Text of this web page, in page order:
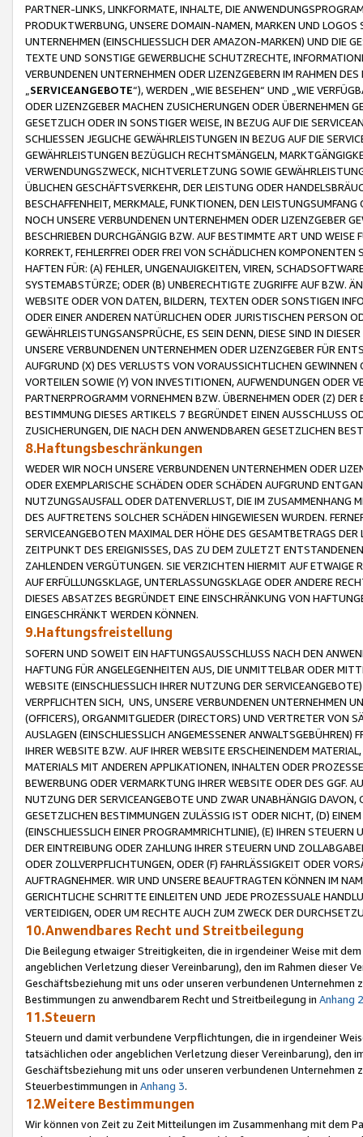
PARTNER-LINKS, LINKFORMATE, INHALTE, DIE
PRODUKTWERBUNG, UNSERE DOMAIN-NAMEN, MARKEN UND
UNTERNEHMEN (EINSCHLIESSLICH DER AMAZON-MARKEN) UND DIE
TEXTE UND SONSTIGE GEWERBLICHE SCHUTZRECHTE,
VERBUNDENEN UNTERNEHMEN ODER LIZENZGEBERN IM RAHMEN
SERVICEANGEBOTE“), WERDEN „WIE BESEHEN“ UND „WIE
ODER LIZENZGEBER MACHEN ZUSICHERUNGEN ODER ÜBERNEHMEN
GESETZLICH ODER IN SONSTIGER WEISE, IN BEZUG AUF DIE
SCHLIESSEN JEGLICHE GEWÄHRLEISTUNGEN IN BEZUG AUF DIE
GEWÄHRLEISTUNGEN BEZÜGLICH RECHTSMÄNGELN,
VERWENDUNGSZWECK, NICHTVERLETZUNG SOWIE
ÜBLICHEN GESCHÄFTSVERKEHR, DER LEISTUNG ODER
BESCHAFFENHEIT, MERKMALE, FUNKTIONEN, DEN
NOCH UNSERE VERBUNDENEN UNTERNEHMEN ODER LIZENZGEBER
BESCHRIEBEN DURCHGÄNGIG BZW. AUF BESTIMMTE ART UND
KORREKT, FEHLERFREI ODER FREI VON SCHÄDLICHEN
HAFTEN FÜR: (A) FEHLER, UNGENAUIGKEITEN, VIREN,
SYSTEMABSTÜRZE; ODER (B) UNBERECHTIGTE ZUGRIFFE AUF BZW.
WEBSITE ODER VON DATEN, BILDERN, TEXTEN ODER SONSTIGEN
ODER EINER ANDEREN NATÜRLICHEN ODER JURISTISCHEN PERSON
GEWÄHRLEISTUNGSANSPRÜCHE, ES SEIN DENN, DIESE SIND IN
UNSERE VERBUNDENEN UNTERNEHMEN ODER LIZENZGEBER FÜR
AUFGRUND (X) DES VERLUSTS VON VORAUSSICHTLICHEN
VORTEILEN SOWIE (Y) VON INVESTITIONEN, AUFWENDUNGEN ODER
PARTNERPROGRAMM VORNEHMEN BZW. ÜBERNEHMEN ODER (Z)
BESTIMMUNG DIESES ARTIKELS 7 BEGRÜNDET EINEN AUSSCHLUSS
ZUSICHERUNGEN, DIE NACH DEN ANWENDBAREN GESETZLICHEN
8.Haftungsbeschränkungen
WEDER WIR NOCH UNSERE VERBUNDENEN UNTERNEHMEN ODER
ODER EXEMPLARISCHE SCHÄDEN ODER SCHÄDEN AUFGRUND
NUTZUNGSAUSFALL ODER DATENVERLUST, DIE IM ZUSAMMENHANG
DES AUFTRETENS SOLCHER SCHÄDEN HINGEWIESEN WURDEN.
SERVICEANGEBOTEN MAXIMAL DER HÖHE DES GESAMTBETRAGS
ZEITPUNKT DES EREIGNISSES, DAS ZU DEM ZULETZT
ZAHLENDEN VERGÜTUNGEN. SIE VERZICHTEN HIERMIT AUF
AUF ERFÜLLUNGSKLAGE, UNTERLASSUNGSKLAGE ODER ANDERE
DIESES ABSATZES BEGRÜNDET EINE EINSCHRÄNKUNG VON
EINGESCHRÄNKT WERDEN KÖNNEN.
9.Haftungsfreistellung
SOFERN UND SOWEIT EIN HAFTUNGSAUSSCHLUSS NACH DEN
HAFTUNG FÜR ANGELEGENHEITEN AUS, DIE UNMITTELBAR ODER
WEBSITE (EINSCHLIESSLICH IHRER NUTZUNG DER
VERPFLICHTEN SICH, UNS, UNSERE VERBUNDENEN UNTERNEHMEN
(OFFICERS), ORGANMITGLIEDER (DIRECTORS) UND VERTRETER VON
AUSLAGEN (EINSCHLIESSLICH ANGEMESSENER
IHRER WEBSITE BZW. AUF IHRER WEBSITE ERSCHEINENDEM
MATERIALS MIT ANDEREN APPLIKATIONEN, INHALTEN ODER
BEWERBUNG ODER VERMARKTUNG IHRER WEBSITE ODER DES GGF.
NUTZUNG DER SERVICEANGEBOTE UND ZWAR UNABHÄNGIG
GESETZLICHEN BESTIMMUNGEN ZULÄSSIG IST ODER NICHT, (D)
(EINSCHLIESSLICH EINER PROGRAMMRICHTLINIE), (E) IHREN
DER EINTREIBUNG ODER ZAHLUNG IHRER STEUERN UND
ODER ZOLLVERPFLICHTUNGEN, ODER (F) FAHRLÄSSIGKEIT ODER
AUFTRAGNEHMER. WIR UND UNSERE BEAUFTRAGTEN KÖNNEN IM
GERICHTLICHE SCHRITTE EINLEITEN UND JEDE PROZESSUALE
VERTEIDIGEN, ODER UM RECHTE AUCH ZUM ZWECK DER
10.Anwendbares Recht und Streitbeilegung
Die Beilegung etwaiger Streitigkeiten, die in irgendeiner Weise mit
angeblichen Verletzung dieser Vereinbarung), den im Rahmen dieser
Geschäftsbeziehung mit uns oder unseren verbundenen
Bestimmungen zu anwendbarem Recht und Streitbeilegung in Anhang 2
11.Steuern
Steuern und damit verbundene Verpflichtungen, die in irgendeiner
tatsächlichen oder angeblichen Verletzung dieser Vereinbarung), den
Geschäftsbeziehung mit uns oder unseren verbundenen
Steuerbestimmungen in Anhang 3.
12.Weitere Bestimmungen
Wir können von Zeit zu Zeit Mitteilungen im Zusammenhang mit dem